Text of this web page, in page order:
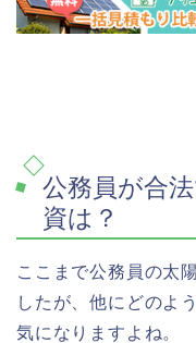
公務員が合
資は？
ここまで公務員の太
したが、他にどのよ
気になりますよね。